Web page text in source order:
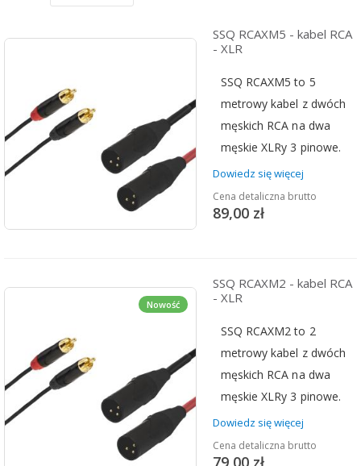
SSQ RCAXM5 - kabel RCA
- XLR
SSQ RCAXM5 to 5
metrowy kabel z dwóch
męskich RCA na dwa
męskie XLRy 3 pinowe.
Dowiedz się więcej
Cena detaliczna brutto
89,00 zł
Nowość
SSQ RCAXM2 - kabel RCA
- XLR
SSQ RCAXM2 to 2
metrowy kabel z dwóch
męskich RCA na dwa
męskie XLRy 3 pinowe.
Dowiedz się więcej
Cena detaliczna brutto
79,00 zł